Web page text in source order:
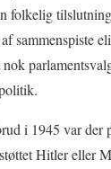
folkelig
sammenspiste
i 1945 var der
Hitler eller